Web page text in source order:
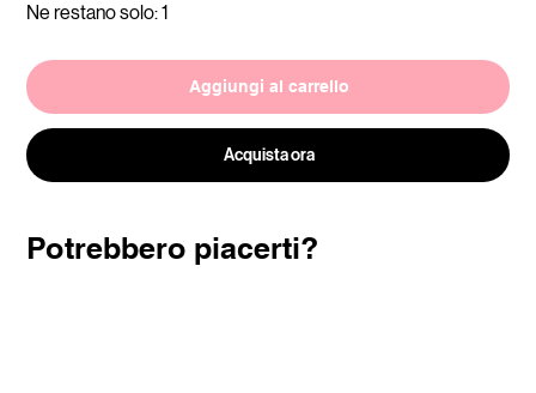
Ne restano solo: 1
Aggiungi al carrello
Acquista ora
Potrebbero piacerti?